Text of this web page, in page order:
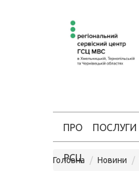
ПРО
РСЦ
ПОСЛУГИ
Головна Новини